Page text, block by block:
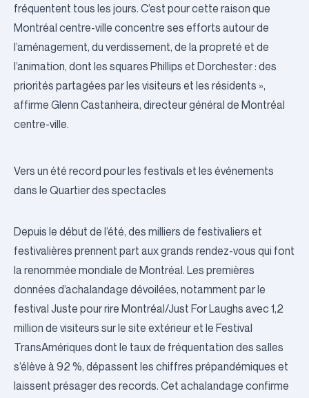
fréquentent tous les jours. C’est pour cette raison que
Montréal centre-ville concentre ses efforts autour de
l’aménagement, du verdissement, de la propreté et de
l’animation, dont les squares Phillips et Dorchester : des
priorités partagées par les visiteurs et les résidents »,
affirme Glenn Castanheira, directeur général de Montréal
centre-ville.
Vers un été record pour les festivals et les événements
dans le Quartier des spectacles
Depuis le début de l’été, des milliers de festivaliers et
festivalières prennent part aux grands rendez-vous qui font
la renommée mondiale de Montréal. Les premières
données d’achalandage dévoilées, notamment par le
festival Juste pour rire Montréal/Just For Laughs avec 1,2
million de visiteurs sur le site extérieur et le Festival
TransAmériques dont le taux de fréquentation des salles
s’élève à 92 %, dépassent les chiffres prépandémiques et
laissent présager des records. Cet achalandage confirme